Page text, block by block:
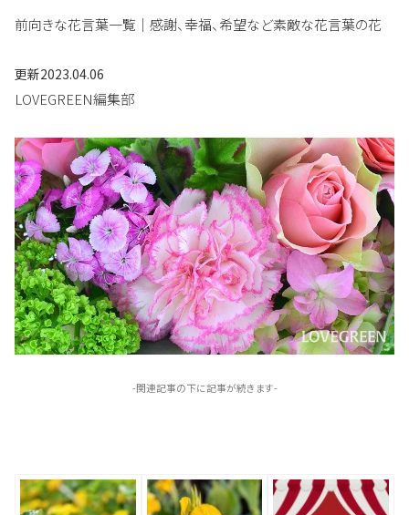
前向きな花言葉一覧｜感謝、幸福、希望など素敵な花言葉の花
更新2023.04.06
LOVEGREEN編集部
-関連記事の下に記事が続きます-